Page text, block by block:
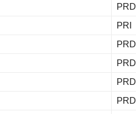
PRD
PRI
PRD
PRD
PRD
PRD